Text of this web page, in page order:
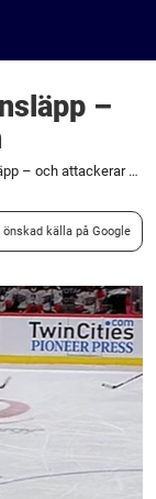
–
TV: Här får stjärnan hjärnsläpp – och attackerar domaren
källa på Google